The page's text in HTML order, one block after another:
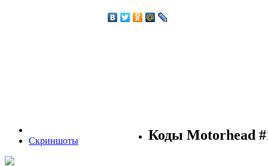
Скриншоты Коды Motorhead